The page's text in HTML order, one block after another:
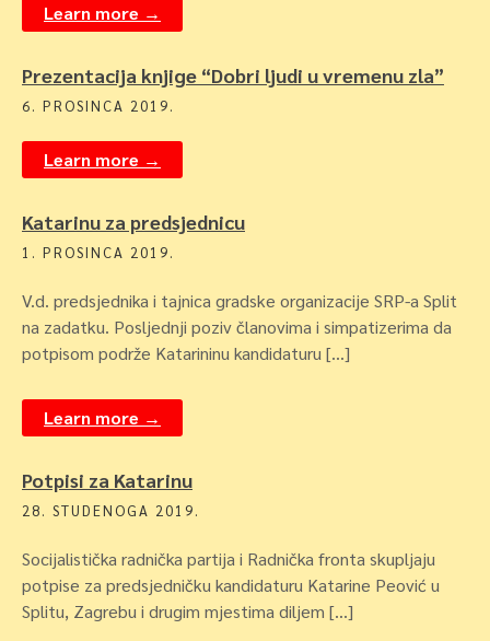
Learn more →
Prezentacija knjige “Dobri ljudi u vremenu zla”
6. PROSINCA 2019.
Learn more →
Katarinu za predsjednicu
1. PROSINCA 2019.
V.d. predsjednika i tajnica gradske organizacije SRP-a Split
na zadatku. Posljednji poziv članovima i simpatizerima da
potpisom podrže Katarininu kandidaturu […]
Learn more →
Potpisi za Katarinu
28. STUDENOGA 2019.
Socijalistička radnička partija i Radnička fronta skupljaju
potpise za predsjedničku kandidaturu Katarine Peović u
Splitu, Zagrebu i drugim mjestima diljem […]